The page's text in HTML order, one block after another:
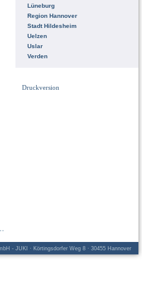
Lüneburg
Region Hannover
Stadt Hildesheim
Uelzen
Uslar
Verden
Druckversion
- JUKI · Körtingsdorfer Weg 8 · 30455 Hannover